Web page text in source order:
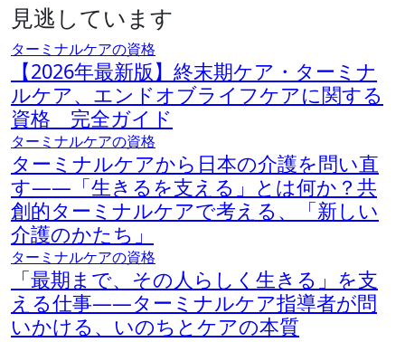
見逃しています
ターミナルケアの資格
【2026年最新版】終末期ケア・ターミナ
ルケア、エンドオブライフケアに関する
資格 完全ガイド
ターミナルケアの資格
ターミナルケアから日本の介護を問い直
す――「生きるを支える」とは何か？共
創的ターミナルケアで考える、「新しい
介護のかたち」
ターミナルケアの資格
「最期まで、その人らしく生きる」を支
える仕事――ターミナルケア指導者が問
いかける、いのちとケアの本質